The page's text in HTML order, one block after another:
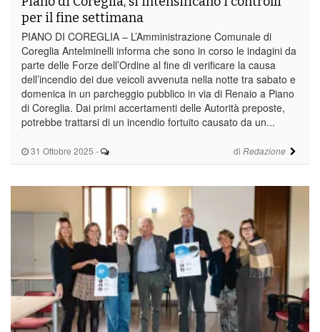
31 Ottobre 2025 - di Redazione
per il fine settimana
PIANO DI COREGLIA – L’Amministrazione Comunale di
Coreglia Antelminelli informa che sono in corso le indagini da
parte delle Forze dell’Ordine al fine di verificare la causa
dell’incendio dei due veicoli avvenuta nella notte tra sabato e
domenica in un parcheggio pubblico in via di Renaio a Piano
di Coreglia. Dai primi accertamenti delle Autorità preposte,
potrebbe trattarsi di un incendio fortuito causato da un...